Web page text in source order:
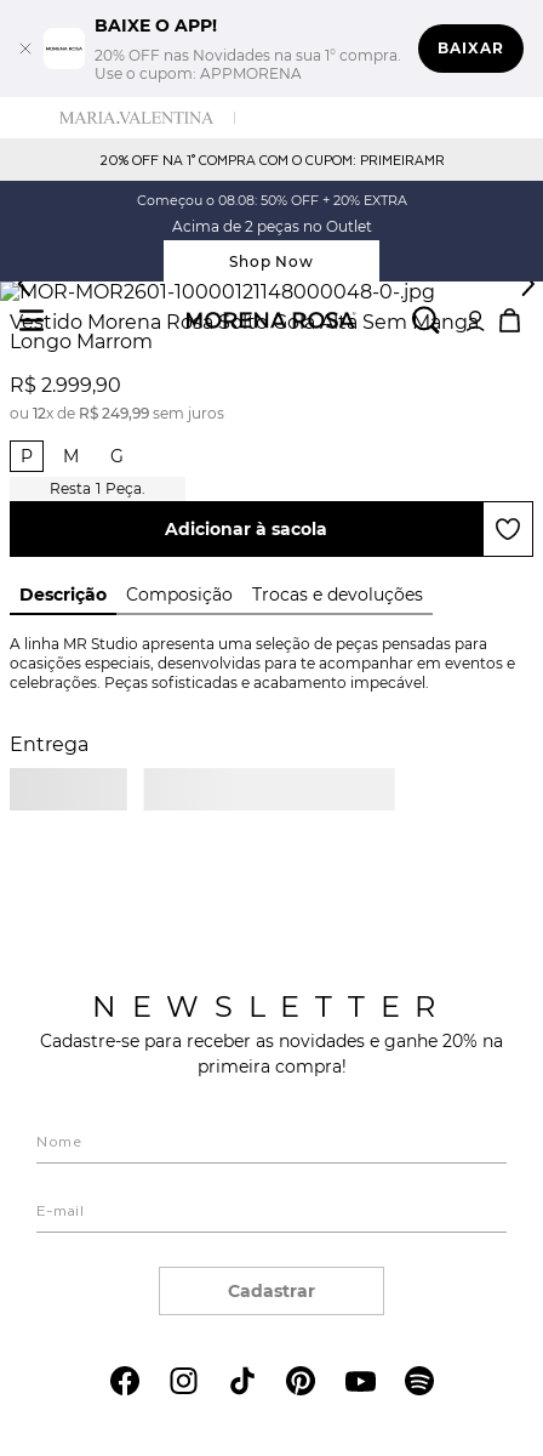
BAIXE O APP!
20% OFF nas Novidades na sua 1° compra.
Use o cupom: APPMORENA
BAIXAR
20% OFF NA 1° COMPRA COM O CUPOM: PRIMEIRAMR
Começou o 08.08: 50% OFF + 20% EXTRA
Acima de 2 peças no Outlet
Shop Now
Vestido Morena Rosa Solto Gola Alta Sem Manga
Longo Marrom
R$ 2.999,90
ou 12x de R$ 249,99 sem juros
P M G
1 Peça.
Adicionar à sacola
Descrição Composição Trocas e devoluções
A linha MR Studio apresenta uma seleção de peças pensadas para
ocasições especiais, desenvolvidas para te acompanhar em eventos e
celebrações. Peças sofisticadas e acabamento impecável.
Entrega
NEWSLETTER
Cadastre-se para receber as novidades e ganhe 20% na
primeira compra!
Cadastrar